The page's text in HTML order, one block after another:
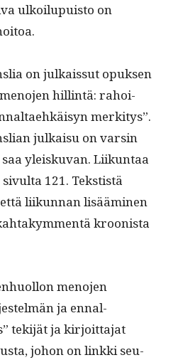
ulkoilupuis­to on
on julkaissut opuk­sen
hillintä: rahoi­
merk­i­tys”.
julka­isu on varsin
yleisku­van. Liikun­taa
121. Tek­stistä
liikun­nan lisäämi­nen
kroon­ista
meno­jen
ja ennal­
tek­i­jät ja kir­joit­ta­jat
johon on link­ki seu­